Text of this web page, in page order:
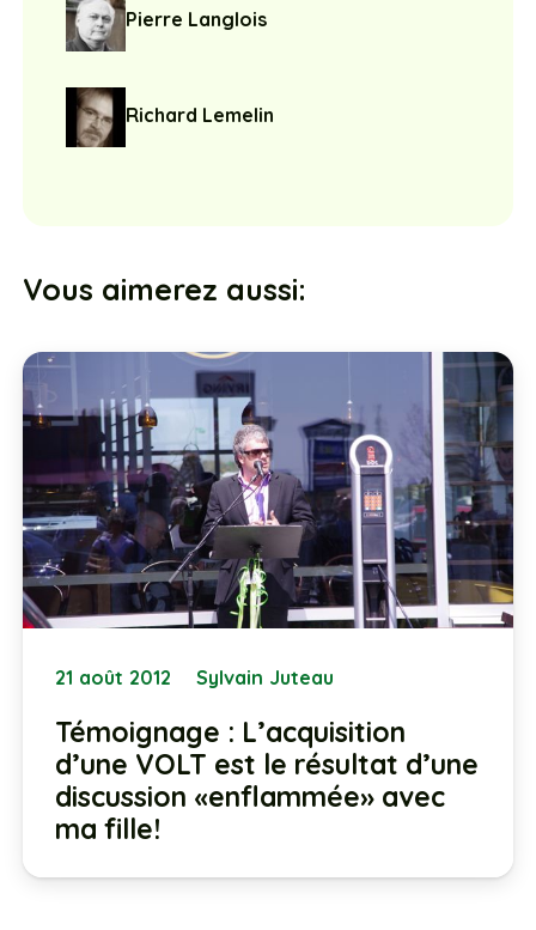
Pierre Langlois
Richard Lemelin
Vous aimerez aussi:
21 août 2012 Sylvain Juteau
Témoignage : L’acquisition
d’une VOLT est le résultat d’une
discussion «enflammée» avec
ma fille!